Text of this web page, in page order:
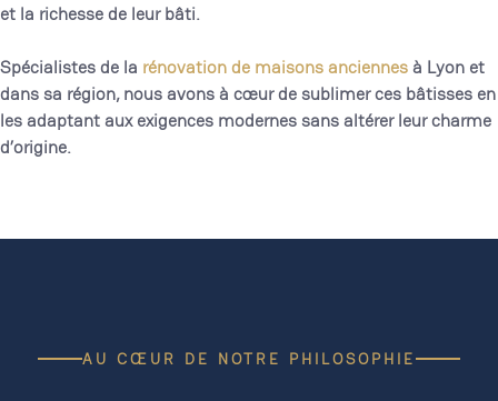
et la richesse de leur bâti.
Spécialistes de la rénovation de maisons anciennesà Lyon et
dans sa région, nous avons à cœur de sublimer ces bâtisses en
les adaptant aux exigences modernes sans altérer leur charme
d’origine.
AU CŒ UR DE NOTRE PHILOSOPHIE